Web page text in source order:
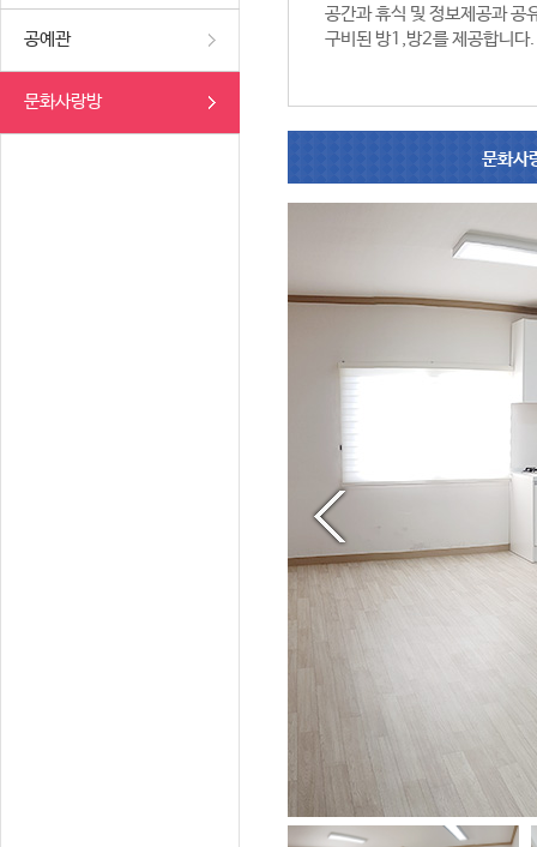
공예관
문화사랑방
공간과 휴식 및 정보제공과 공
구비된 방1,방2를 제공합니다.
문화사